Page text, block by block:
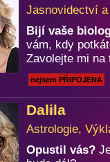
Jasnovidectví
Bijí vaše
vám, kdy
Zavolejte mi
nejsem PŘIPOJENA
Dalila
Astrologie,
Opustil vás?